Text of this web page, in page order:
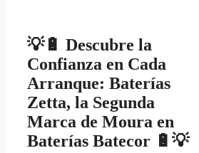
💡🔋 Descubre la
Confianza en Cada
Arranque: Baterías
Zetta, la Segunda
Marca de Moura en
Baterías Batecor 🔋💡